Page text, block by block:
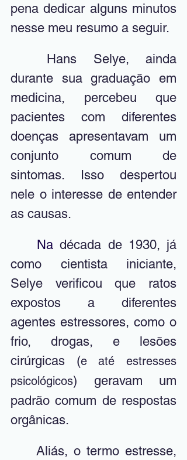
pena dedicar alguns minutos
nesse meu resumo a seguir.
durante sua graduação em
medicina, percebeu que
pacientes com diferentes
doenças apresentavam um
conjunto comum de
sintomas. Isso despertou
nele o interesse de entender
as causas.
Na década de 1930, já
como cientista iniciante,
Selye verificou que ratos
expostos a diferentes
agentes estressores, como o
frio, drogas, e lesões
cirúrgicas (e até estresses
psicológicos) geravam um
padrão comum de respostas
orgânicas.